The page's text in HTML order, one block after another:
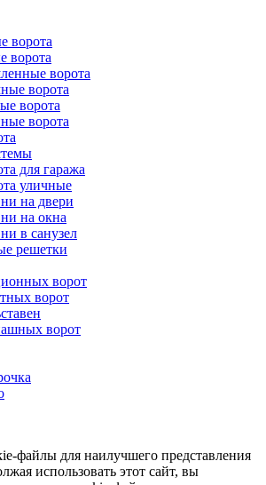
ворота
ворота
ворота
ворота
ворота
ворота
для гаража
уличные
на двери
на окна
в санузел
решетки
ворот
ворот
ворот
файлы для наилучшего представления
использовать этот сайт, вы